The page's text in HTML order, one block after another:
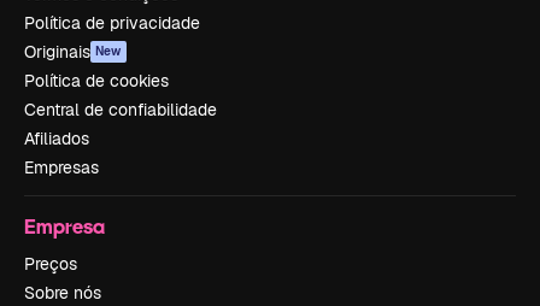
Política de privacidade
Originais New
Política de cookies
Central de confiabilidade
Afiliados
Empresas
Empresa
Preços
Sobre nós